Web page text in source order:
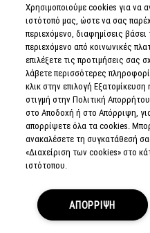
ΓΙΑ
Χρησιμοποιούμε cookies για να
ιστότοπό μας, ώστε να σας
περιεχόμενο, διαφημίσεις
περιεχόμενο από κοινωνικές
επιλέξετε τις προτιμήσεις σας
λάβετε περισσότερες
κλικ στην επιλογή
στιγμή στην Πολιτική
στο Αποδοχή ή στο Απόρριψη,
απορρίψετε όλα τα cookies.
ανακαλέσετε τη συγκατάθεσή
«Διαχείριση των cookies» στο
ιστότοπου.
ΑΠΟΡΡΙΨΗ